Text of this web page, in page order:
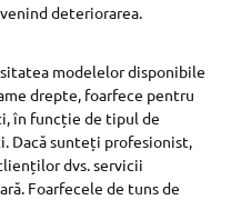
deteriorarea.
modelelor disponibile
drepte, foarfece pentru
în funcție de tipul de
Dacă sunteți profesionist,
dvs. servicii
Foarfecele de tuns de